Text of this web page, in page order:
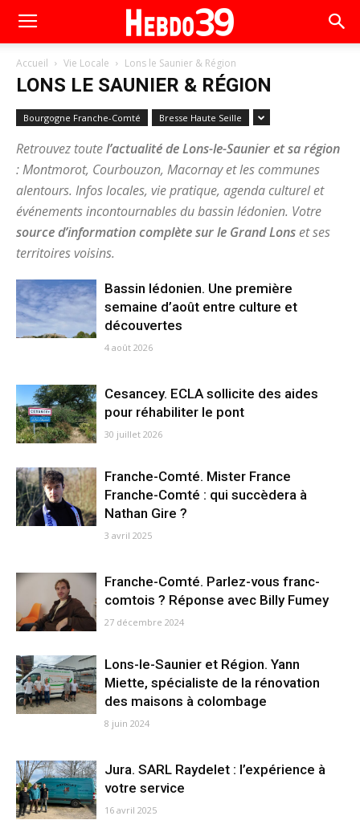
Accueil Vie Locale Lons le Saunier & Région
LONS LE SAUNIER & RÉGION
Bourgogne Franche-Comté Bresse Haute Seille
Retrouvez toutel’actualité de Lons-le-Saunier et sa région
: Montmorot, Courbouzon, Macornay et les communes
alentours. Infos locales, vie pratique, agenda culturel et
événements incontournables du bassin lédonien. Votre
source d’information complète sur le Grand Lonset ses
territoires voisins.
Bassin lédonien. Une première
semaine d’août entre culture et
découvertes
4 août 2026
Cesancey. ECLA sollicite des aides
pour réhabiliter le pont
30 juillet 2026
Franche-Comté. Mister France
Franche-Comté : qui succèdera à
Nathan Gire ?
3 avril 2025
Franche-Comté. Parlez-vous franc-
comtois ? Réponse avec Billy Fumey
27 décembre 2024
Lons-le-Saunier et Région. Yann
Miette, spécialiste de la rénovation
des maisons à colombage
8 juin 2024
Jura. SARL Raydelet : l’expérience à
votre service
16 avril 2025